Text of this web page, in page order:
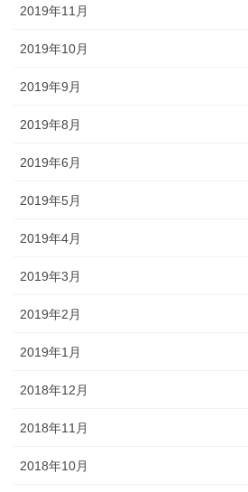
2019年11月
2019年10月
2019年9月
2019年8月
2019年6月
2019年5月
2019年4月
2019年3月
2019年2月
2019年1月
2018年12月
2018年11月
2018年10月